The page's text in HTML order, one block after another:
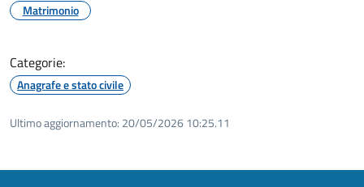
Matrimonio
Categorie:
Anagrafe e stato civile
Ultimo aggiornamento: 20/05/2026 10:25.11